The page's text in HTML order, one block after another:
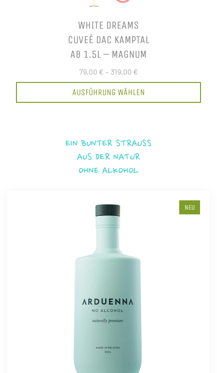
WHITE DREAMS
CUVEÈ DAC KAMPTAL
AB 1.5L – MAGNUM
79,00 € – 319,00 €
AUSFÜHRUNG WÄHLEN
EIN BUNTER STRAUSS
AUS DER NATUR
OHNE ALKOHOL
NEU